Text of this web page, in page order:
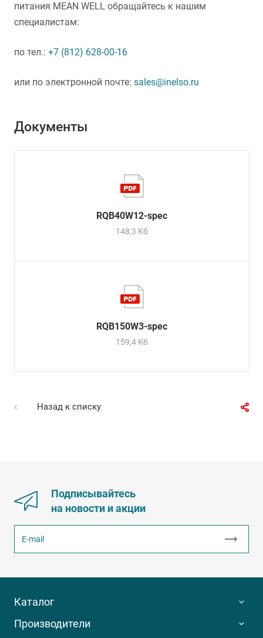
питания MEAN WELL обращайтесь к нашим
специалистам:
по тел.: +7 (812) 628-00-16
или по электронной почте: sales@inelso.ru
Документы
RQB40W12-spec
148,3 Кб
RQB150W3-spec
159,4 Кб
Назад к списку
Подписывайтесь
на новости и акции
Каталог
Производители